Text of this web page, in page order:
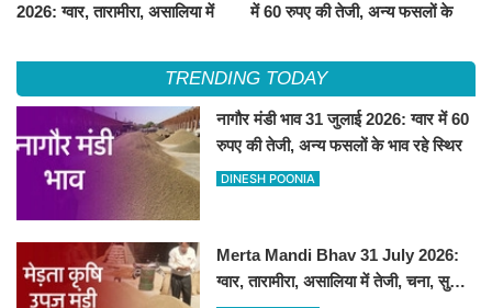
2026: ग्वार, तारामीरा, असालिया में
में 60 रुपए की तेजी, अन्य फसलों के
TRENDING TODAY
नागौर मंडी भाव 31 जुलाई 2026: ग्वार में 60
रुपए की तेजी, अन्य फसलों के भाव रहे स्थिर
DINESH POONIA
Merta Mandi Bhav 31 July 2026:
ग्वार, तारामीरा, असालिया में तेजी, चना, सुवा,